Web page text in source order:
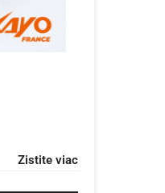
Zistite viac